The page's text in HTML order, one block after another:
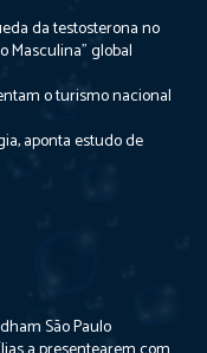
da testosterona no
Masculina” global
o turismo nacional
aponta estudo de
São Paulo